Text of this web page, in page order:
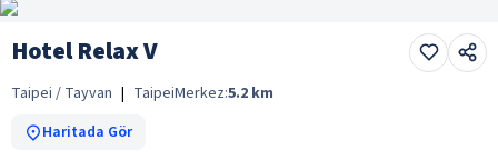
Hotel Relax V
Taipei / Tayvan | TaipeiMerkez:5.2 km
Haritada Gör